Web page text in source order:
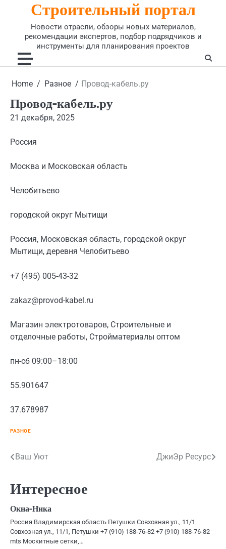
Строительный портал
Новости отрасли, обзоры новых материалов,
рекомендации экспертов, подбор подрядчиков и
инструменты для планирования проектов
Home Разное Провод-кабель.ру
Провод-кабель.ру
21 декабря, 2025
Россия
Москва и Московская область
Челобитьево
городской округ Мытищи
Россия, Московская область, городской округ
Мытищи, деревня Челобитьево
+7 (495) 005-43-32
zakaz@provod-kabel.ru
Магазин электротоваров, Строительные и
отделочные работы, Стройматериалы оптом
пн-сб 09:00–18:00
55.901647
37.678987
РАЗНОЕ
Навигация
записям
Ваш Уют ДжиЭр Ресурс
Интересное
Окна-Ника
Россия Владимирская область Петушки Совхозная ул., 11/1
Совхозная ул., 11/1, Петушки +7 (910) 188-76-82 +7 (910) 188-76-82
mts Москитные сетки,…